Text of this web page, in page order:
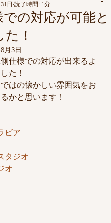
の対応が可能と
！
日 読了時間: 1分
月3日
仕様での対応が出来るよ
た！
はの懐かしい雰囲気をお
かと思います！
ビア
タジオ
オ